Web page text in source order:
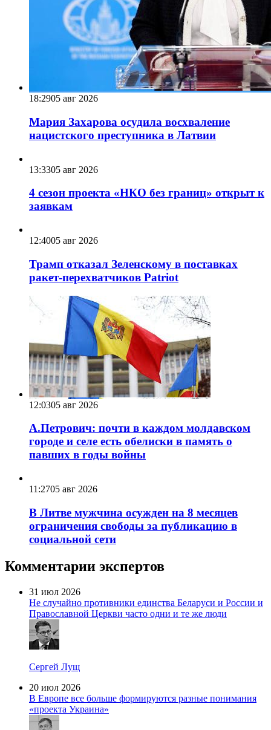
18:2905 авг 2026
Мария Захарова осудила восхваление
нацистского преступника в Латвии
13:3305 авг 2026
4 сезон проекта «НКО без границ» открыт к
заявкам
12:4005 авг 2026
Трамп отказал Зеленскому в поставках
ракет-перехватчиков Patriot
12:0305 авг 2026
А.Петрович: почти в каждом молдавском
городе и селе есть обелиски в память о
павших в годы войны
11:2705 авг 2026
В Литве мужчина осужден на 8 месяцев
ограничения свободы за публикацию в
социальной сети
Комментарии экспертов
31 июл 2026
Не случайно противники единства Беларуси и России и
Православной Церкви часто одни и те же люди
Сергей Лущ
20 июл 2026
В Европе все больше формируются разные понимания
«проекта Украина»